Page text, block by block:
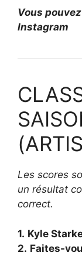
Vous
Instagram
Les scores
un résultat
correct.
1. Kyle
2. Faites-